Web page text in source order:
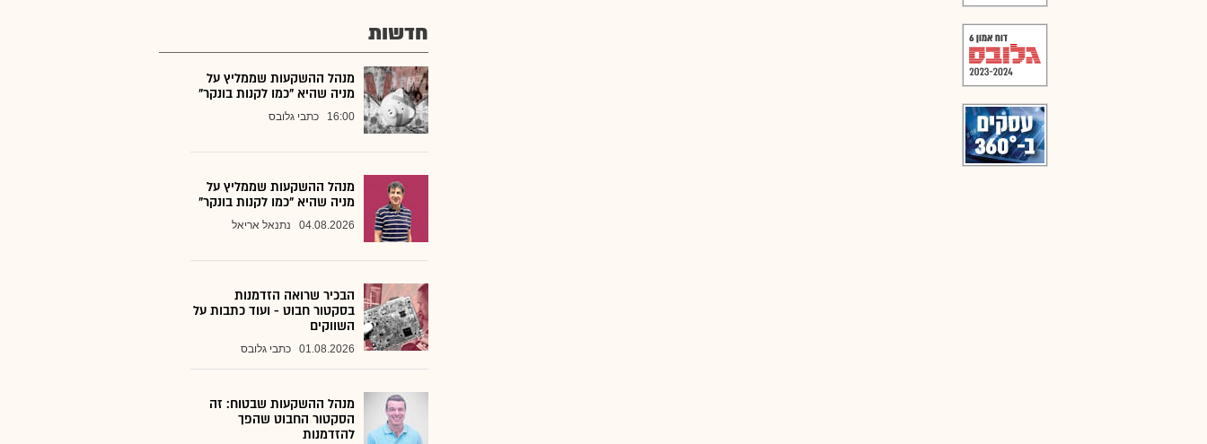
חדשות
מנהל ההשקעות שממליץ על
מניה שהיא "כמו לקנות בונקר"
16:00 כתבי גלובס
מנהל ההשקעות שממליץ על
מניה שהיא "כמו לקנות בונקר"
04.08.2026 נתנאל אריאל
הבכיר שרואה הזדמנות
בסקטור חבוט - ועוד כתבות על
השווקים
01.08.2026 כתבי גלובס
מנהל ההשקעות שבטוח: זה
הסקטור החבוט שהפך
להזדמנות